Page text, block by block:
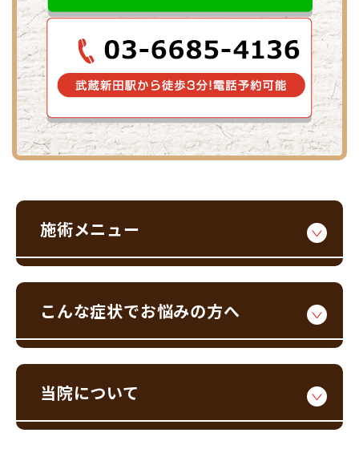
施術メニュー
こんな症状でお悩みの方へ
当院について